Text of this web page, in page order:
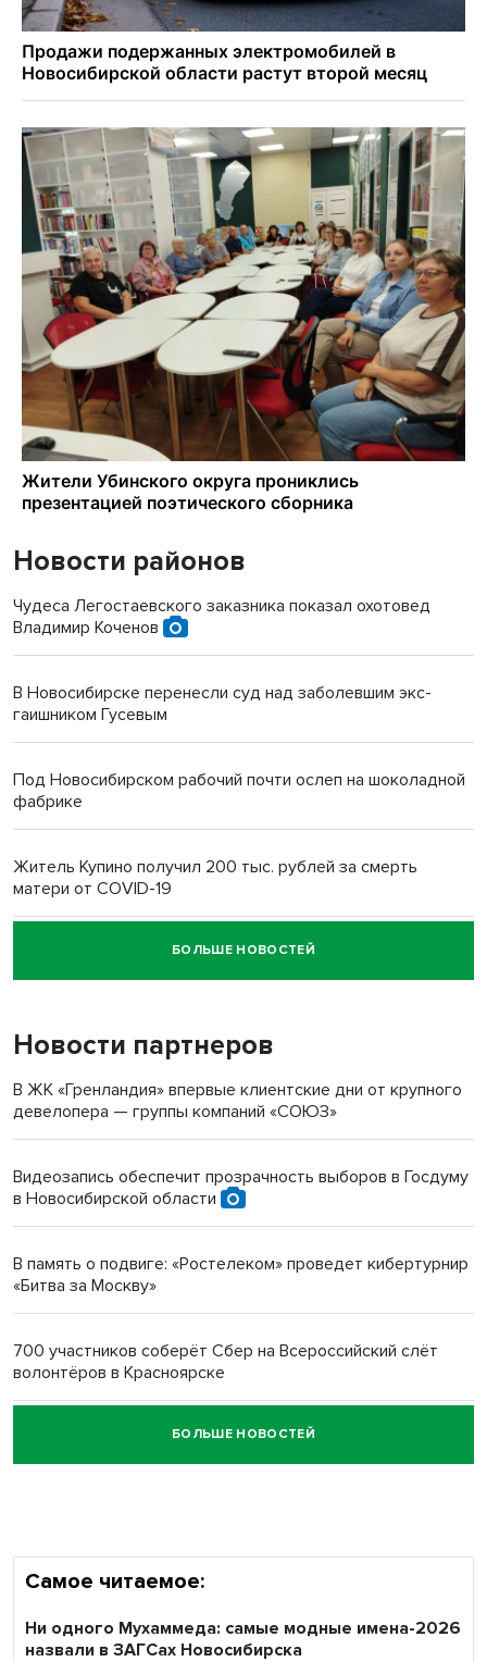
Новости районов
Чудеса Легостаевского заказника показал охотовед
Владимир Коченов
В Новосибирске перенесли суд над заболевшим экс-
гаишником Гусевым
Под Новосибирском рабочий почти ослеп на шоколадной
фабрике
Житель Купино получил 200 тыс. рублей за смерть
матери от COVID-19
Новосибирский суд наказал водителя за смерть
пенсионерки на вокзале
«Мы живём на пастбище!»: в новосибирском селе лошади
терроризируют жителей
Инвалид получил условный срок за избиение врачей
Новосибирский преподаватель с женой вошли в топ-16
Обновлённое отделение ВТБ открылось в Искитиме
БОЛЬШЕ НОВОСТЕЙ
Новости партнеров
В ЖК «Гренландия» впервые клиентские дни от крупного
девелопера — группы компаний «СОЮЗ»
Видеозапись обеспечит прозрачность выборов в Госдуму
в Новосибирской области
В память о подвиге: «Ростелеком» проведет кибертурнир
«Битва за Москву»
700 участников соберёт Сбер на Всероссийский слёт
волонтёров в Красноярске
Честный выбор: видеонаблюдение обеспечит
объективность результатов ЕДГ в Новосибирской
БОЛЬШЕ НОВОСТЕЙ
Самое читаемое:
Ни одного Мухаммеда: самые модные имена-2026
назвали в ЗАГСах Новосибирска